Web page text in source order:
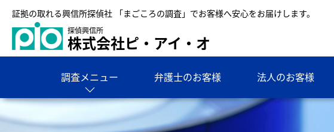
証拠の取れる興信所探偵社 「まごころの調査」でお客様へ安心をお届けします。
探偵興信所
株式会社ピ・アイ・オ
調査メニュー 弁護士のお客様 法人のお客様